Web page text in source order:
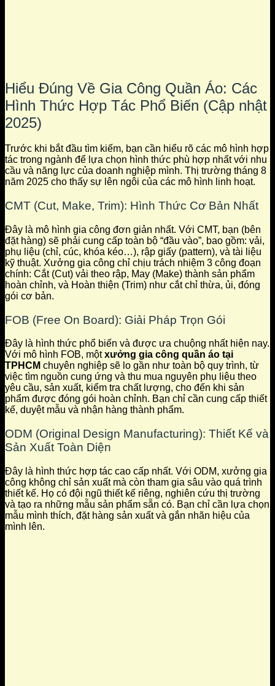
Hiểu Đúng Về Gia Công Quần Áo: Các
Hình Thức Hợp Tác Phổ Biến (Cập nhật
2025)
Trước khi bắt đầu tìm kiếm, bạn cần hiểu rõ các mô hình hợp
tác trong ngành để lựa chọn hình thức phù hợp nhất với nhu
cầu và năng lực của doanh nghiệp mình. Thị trường tháng 8
năm 2025 cho thấy sự lên ngôi của các mô hình linh hoạt.
CMT (Cut, Make, Trim): Hình Thức Cơ Bản Nhất
Đây là mô hình gia công đơn giản nhất. Với CMT, bạn (bên
đặt hàng) sẽ phải cung cấp toàn bộ “đầu vào”, bao gồm: vải,
phụ liệu (chỉ, cúc, khóa kéo…), rập giấy (pattern), và tài liệu
kỹ thuật. Xưởng gia công chỉ chịu trách nhiệm 3 công đoạn
chính: Cắt (Cut) vải theo rập, May (Make) thành sản phẩm
hoàn chỉnh, và Hoàn thiện (Trim) như cắt chỉ thừa, ủi, đóng
gói cơ bản.
FOB (Free On Board): Giải Pháp Trọn Gói
Đây là hình thức phổ biến và được ưa chuộng nhất hiện nay.
Với mô hình FOB, mộtxưởng gia công quần áo tại
TPHCM chuyên nghiệp sẽ lo gần như toàn bộ quy trình, từ
việc tìm nguồn cung ứng và thu mua nguyên phụ liệu theo
yêu cầu, sản xuất, kiểm tra chất lượng, cho đến khi sản
phẩm được đóng gói hoàn chỉnh. Bạn chỉ cần cung cấp thiết
kế, duyệt mẫu và nhận hàng thành phẩm.
ODM (Original Design Manufacturing): Thiết Kế và
Sản Xuất Toàn Diện
Đây là hình thức hợp tác cao cấp nhất. Với ODM, xưởng gia
công không chỉ sản xuất mà còn tham gia sâu vào quá trình
thiết kế. Họ có đội ngũ thiết kế riêng, nghiên cứu thị trường
và tạo ra những mẫu sản phẩm sẵn có. Bạn chỉ cần lựa chọn
mẫu mình thích, đặt hàng sản xuất và gắn nhãn hiệu của
mình lên.